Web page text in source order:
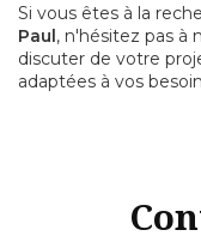
Si vous êtes à la
Paul, n'hésitez pas à
discuter de votre
adaptées à vos